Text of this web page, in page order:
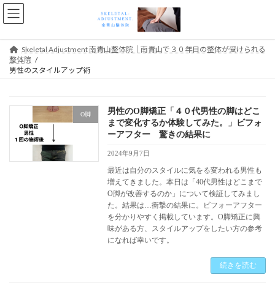
コ
ン
ナ
ビ
Skeletal Adjustment 南青山整体院｜南青山で３０年目の整体が受けられる
整体院
男性のスタイルアップ術
O脚
男性のO脚矯正「４０代男性の脚はどこ
まで変化するか体験してみた。」ビフォ
ーアフター 驚きの結果に
2024年9月7日
最近は自分のスタイルに気をる変われる男性も
増えてきました。本日は「40代男性はどこまで
O脚が改善するのか」について検証してみまし
た。結果は…衝撃の結果に。ビフォーアフター
を分かりやすく掲載しています。O脚矯正に興
味がある方、スタイルアップをしたい方の参考
になれば幸いです。
続きを読む